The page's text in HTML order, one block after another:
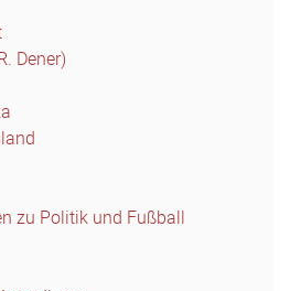
Dener)
zu Politik und Fußball